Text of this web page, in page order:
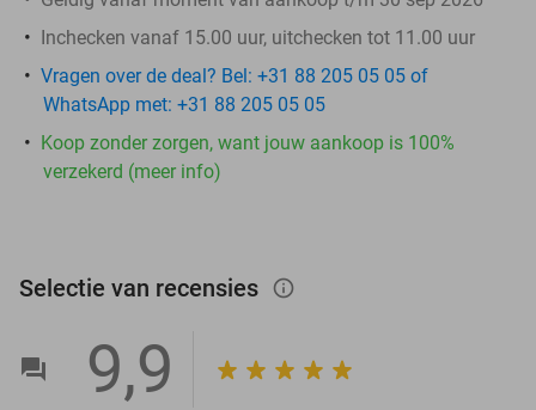
Inchecken vanaf 15.00 uur, uitchecken tot 11.00 uur
Vragen over de deal? Bel: +31 88 205 05 05 of
WhatsApp met: +31 88 205 05 05
Koop zonder zorgen, want jouw aankoop is 100%
verzekerd (meer info)
Selectie van recensies info_outlined
9,9